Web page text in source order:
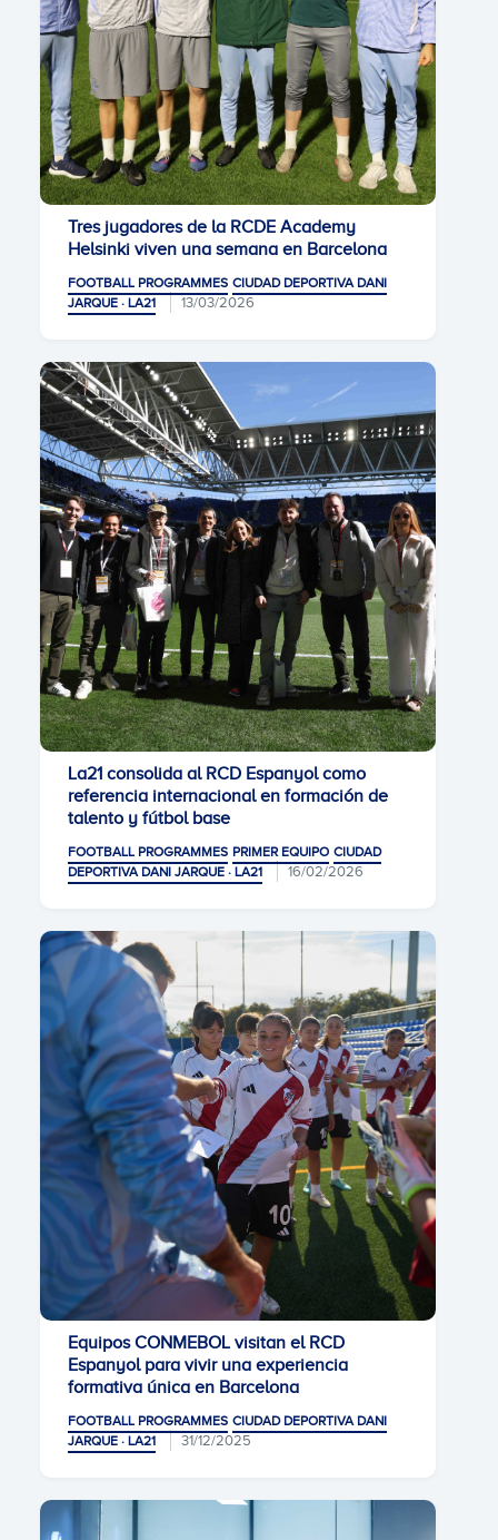
Tres jugadores de la RCDE Academy
Helsinki viven una semana en Barcelona
FOOTBALL PROGRAMMES CIUDAD DEPORTIVA DANI
JARQUE · LA21
13/03/2026
La21 consolida al RCD Espanyol como
referencia internacional en formación de
talento y fútbol base
FOOTBALL PROGRAMMES PRIMER EQUIPO CIUDAD
DEPORTIVA DANI JARQUE · LA21
16/02/2026
Equipos CONMEBOL visitan el RCD
Espanyol para vivir una experiencia
formativa única en Barcelona
FOOTBALL PROGRAMMES CIUDAD DEPORTIVA DANI
JARQUE · LA21
31/12/2025